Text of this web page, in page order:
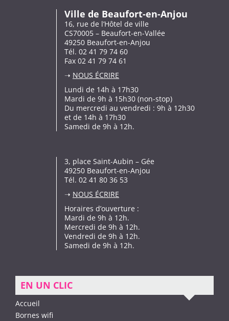
Ville de Beaufort-en-Anjou
16, rue de l’Hôtel de ville
CS70005 – Beaufort-en-Vallée
49250 Beaufort-en-Anjou
Tél. 02 41 79 74 60
Fax 02 41 79 74 61
➝ NOUS ÉCRIRE
Lundi de 14h à 17h30
Mardi de 9h à 15h30 (non-stop)
Du mercredi au vendredi : 9h à 12h30
et de 14h à 17h30
Samedi de 9h à 12h.
3, place Saint-Aubin – Gée
49250 Beaufort-en-Anjou
Tél. 02 41 80 36 53
➝ NOUS ÉCRIRE
Horaires d’ouverture :
Mardi de 9h à 12h.
Mercredi de 9h à 12h.
Vendredi de 9h à 12h.
Samedi de 9h à 12h.
EN UN CLIC
Accueil
Bornes wifi